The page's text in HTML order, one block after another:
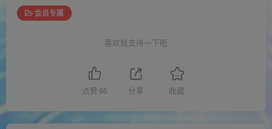
会员专属
喜欢就支持一下吧
点赞 95 分享 收藏